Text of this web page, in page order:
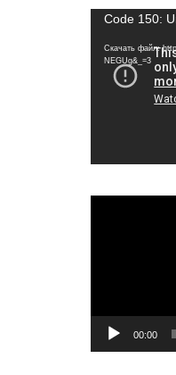
Видеоплеер
Code 150:
Скачать файл:
NEGUg&_=3
00:00